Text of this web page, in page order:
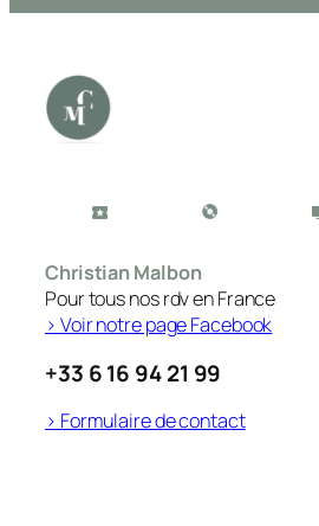
Christian Malbon
Pour tous nos rdv en France
> Voir notre page Facebook
+33 6 16 94 21 99
> Formulaire de contact